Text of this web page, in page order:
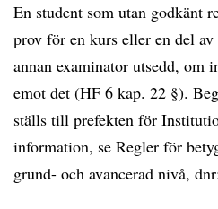
En student som utan godkänt
prov för en kurs eller en del
annan examinator utsedd, om
emot det (HF 6 kap. 22 §).
ställs till prefekten för
information, se Regler för
grund- och avancerad nivå,